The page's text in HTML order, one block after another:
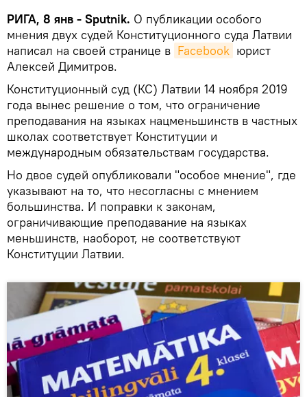
РИГА, 8 янв - Sputnik. О публикации особого
мнения двух судей Конституционного суда Латвии
написал на своей странице в Facebook юрист
Алексей Димитров.
Конституционный суд (КС) Латвии 14 ноября 2019
года вынес решение о том, что ограничение
преподавания на языках нацменьшинств в частных
школах соответствует Конституции и
международным обязательствам государства.
Но двое судей опубликовали "особое мнение", где
указывают на то, что несогласны с мнением
большинства. И поправки к законам,
ограничивающие преподавание на языках
меньшинств, наоборот, не соответствуют
Конституции Латвии.